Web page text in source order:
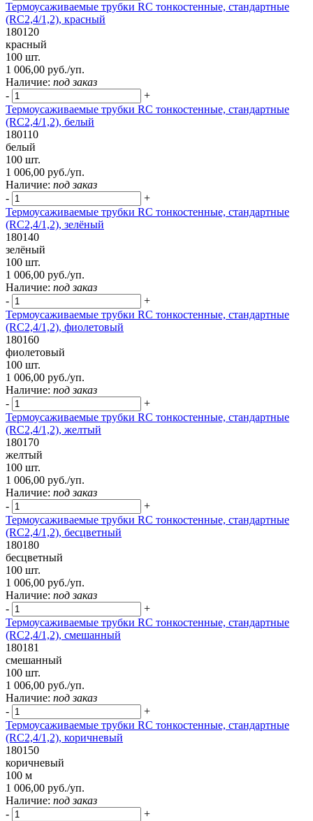
Термоусаживаемые трубки RC тонкостенные, стандартные
(RC2,4/1,2), красный
180120
красный
100 шт.
1 006,00 руб./уп.
Наличие: под заказ
-
+
Термоусаживаемые трубки RC тонкостенные, стандартные
(RC2,4/1,2), белый
180110
белый
100 шт.
1 006,00 руб./уп.
Наличие: под заказ
-
+
Термоусаживаемые трубки RC тонкостенные, стандартные
(RC2,4/1,2), зелёный
180140
зелёный
100 шт.
1 006,00 руб./уп.
Наличие: под заказ
-
+
Термоусаживаемые трубки RC тонкостенные, стандартные
(RC2,4/1,2), фиолетовый
180160
фиолетовый
100 шт.
1 006,00 руб./уп.
Наличие: под заказ
-
+
Термоусаживаемые трубки RC тонкостенные, стандартные
(RC2,4/1,2), желтый
180170
желтый
100 шт.
1 006,00 руб./уп.
Наличие: под заказ
-
+
Термоусаживаемые трубки RC тонкостенные, стандартные
(RC2,4/1,2), бесцветный
180180
бесцветный
100 шт.
1 006,00 руб./уп.
Наличие: под заказ
-
+
Термоусаживаемые трубки RC тонкостенные, стандартные
(RC2,4/1,2), смешанный
180181
смешанный
100 шт.
1 006,00 руб./уп.
Наличие: под заказ
-
+
Термоусаживаемые трубки RC тонкостенные, стандартные
(RC2,4/1,2), коричневый
180150
коричневый
100 м
1 006,00 руб./уп.
Наличие: под заказ
-
+